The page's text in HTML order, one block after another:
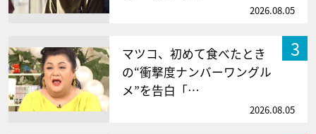
2026.08.05
3
マツコ、初めて食べたとき
の“衝撃度ナンバーワングル
メ”を告白「…
2026.08.05